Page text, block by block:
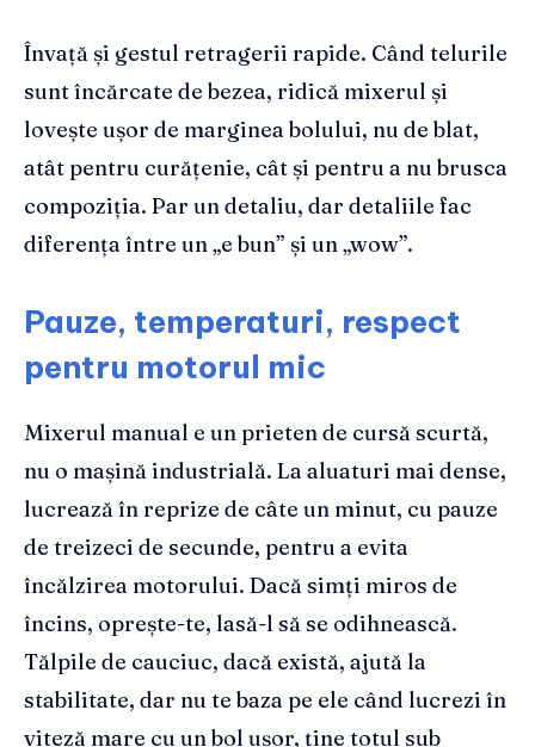
Învață și gestul retragerii rapide. Când telurile
sunt încărcate de bezea, ridică mixerul și
lovește ușor de marginea bolului, nu de blat,
atât pentru curățenie, cât și pentru a nu brusca
compoziția. Par un detaliu, dar detaliile fac
diferența între un „e bun” și un „wow”.
Pauze, temperaturi, respect
pentru motorul mic
Mixerul manual e un prieten de cursă scurtă,
nu o mașină industrială. La aluaturi mai dense,
lucrează în reprize de câte un minut, cu pauze
de treizeci de secunde, pentru a evita
încălzirea motorului. Dacă simți miros de
încins, oprește-te, lasă-l să se odihnească.
Tălpile de cauciuc, dacă există, ajută la
stabilitate, dar nu te baza pe ele când lucrezi în
viteză mare cu un bol ușor, ține totul sub